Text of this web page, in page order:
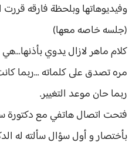
وفيديوهاتها وبلحظة فارقه
(جلسه خاصه معها)
كلام ماهر لازال يدوي
مره تصدق على كلماته ...ربما
ربما حان موعد التغيير.
فتحت اتصال هاتفي مع دكتورة
بأختصار و أول سؤال سألته له